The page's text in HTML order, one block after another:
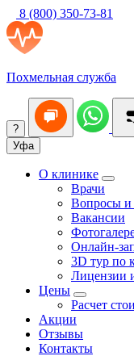
8 (800) 350-73-81
Похмельная служба
?
Уфа
О клинике
Врачи
Вопросы и
Вакансии
Онлайн-
3D тур по
Лицензии
Цены
Расчет
Акции
Отзывы
Контакты